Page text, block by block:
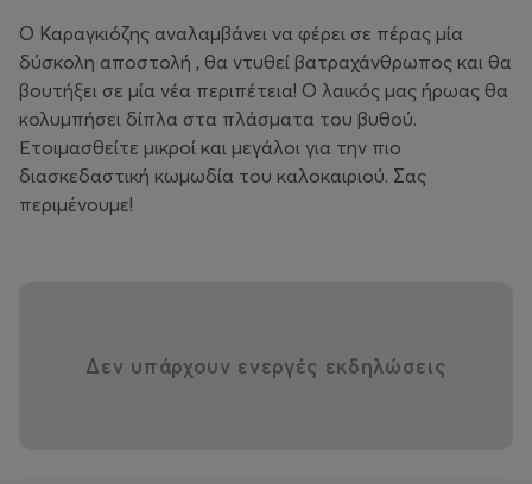
Ο Καραγκιόζης αναλαμβάνει να φέρει σε πέρας μία
δύσκολη αποστολή , θα ντυθεί βατραχάνθρωπος και θα
βουτήξει σε μία νέα περιπέτεια! Ο λαικός μας ήρωας θα
κολυμπήσει δίπλα στα πλάσματα του βυθού.
Ετοιμασθείτε μικροί και μεγάλοι για την πιο
διασκεδαστική κωμωδία του καλοκαιριού. Σας
περιμένουμε!
Δεν υπάρχουν ενεργές εκδηλώσεις